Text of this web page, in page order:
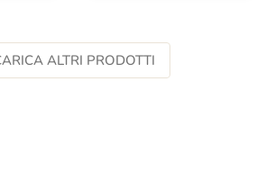
ALTRI PRODOTTI